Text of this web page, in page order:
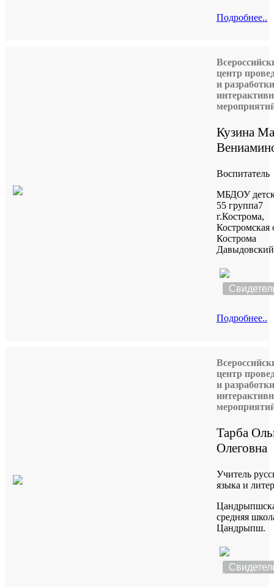
Подробнее..
центр
и разработки
Кузина
Воспитатель
МБДОУ
55 группа7
г.Кострома,
Костромская
Кострома
Подробнее..
центр
и разработки
Тарба
Олеговна
Учитель
языка и
средняя
Цандрыпш.